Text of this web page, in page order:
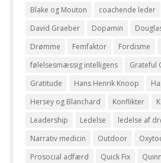
Blake og Mouton
coachende leder
David Graeber
Dopamin
Drømme
Femfaktor Fordisme
følelsesmæssig intelligens
Grateful
Gratitude
Hans Henrik Knoop
Hersey og Blanchard
Konflikter
Leadership
Ledelse ledelse af
Narrativ medicin
Outdoor
Prosocial adfærd
Quick Fix